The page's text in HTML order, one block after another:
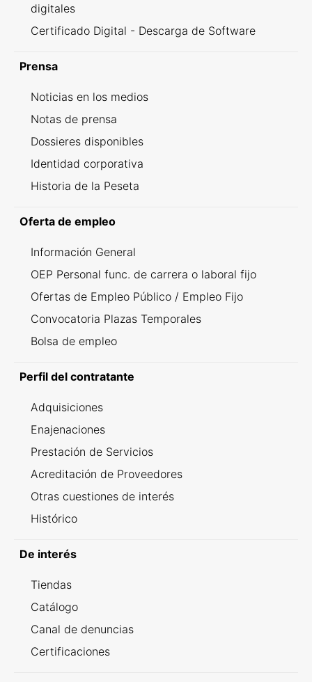
digitales
Certificado Digital - Descarga de Software
Prensa
Noticias en los medios
Notas de prensa
Dossieres disponibles
Identidad corporativa
Historia de la Peseta
Oferta de empleo
Información General
OEP Personal func. de carrera o laboral fijo
Ofertas de Empleo Público / Empleo Fijo
Convocatoria Plazas Temporales
Bolsa de empleo
Perfil del contratante
Adquisiciones
Enajenaciones
Prestación de Servicios
Acreditación de Proveedores
Otras cuestiones de interés
Histórico
De interés
Tiendas
Catálogo
Canal de denuncias
Certificaciones